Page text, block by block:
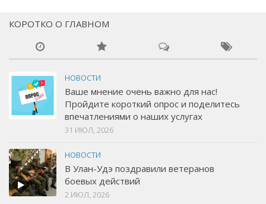
КОРОТКО О ГЛАВНОМ
НОВОСТИ
Ваше мнение очень важно для нас!
Пройдите короткий опрос и поделитесь
впечатлениями о наших услугах
31 ИЮЛ, 2026
НОВОСТИ
В Улан-Удэ поздравили ветеранов
боевых действий
2 ИЮЛ, 2026